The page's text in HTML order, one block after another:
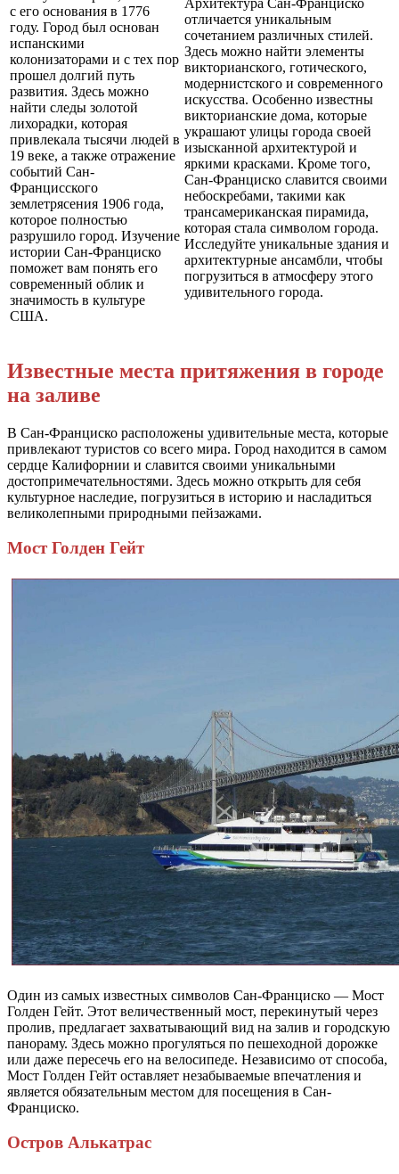
с его основания в 1776
году. Город был основан
испанскими
колонизаторами и с тех пор
прошел долгий путь
развития. Здесь можно
найти следы золотой
лихорадки, которая
привлекала тысячи людей в
19 веке, а также отражение
событий Сан-
Францисского
землетрясения 1906 года,
которое полностью
разрушило город. Изучение
истории Сан-Франциско
поможет вам понять его
современный облик и
значимость в культуре
США.
Архитектура Сан-Франциско
отличается уникальным
сочетанием различных стилей.
Здесь можно найти элементы
викторианского, готического,
модернистского и современного
искусства. Особенно известны
викторианские дома, которые
украшают улицы города своей
изысканной архитектурой и
яркими красками. Кроме того,
Сан-Франциско славится своими
небоскребами, такими как
трансамериканская пирамида,
которая стала символом города.
Исследуйте уникальные здания и
архитектурные ансамбли, чтобы
погрузиться в атмосферу этого
удивительного города.
Известные места притяжения в городе
на заливе
В Сан-Франциско расположены удивительные места, которые
привлекают туристов со всего мира. Город находится в самом
сердце Калифорнии и славится своими уникальными
достопримечательностями. Здесь можно открыть для себя
культурное наследие, погрузиться в историю и насладиться
великолепными природными пейзажами.
Мост Голден Гейт
Один из самых известных символов Сан-Франциско — Мост
Голден Гейт. Этот величественный мост, перекинутый через
пролив, предлагает захватывающий вид на залив и городскую
панораму. Здесь можно прогуляться по пешеходной дорожке
или даже пересечь его на велосипеде. Независимо от способа,
Мост Голден Гейт оставляет незабываемые впечатления и
является обязательным местом для посещения в Сан-
Франциско.
Остров Алькатрас